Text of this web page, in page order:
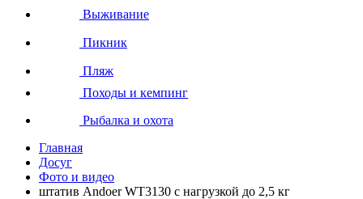
Выживание
Пикник
Пляж
Походы и кемпинг
Рыбалка и охота
Главная
Досуг
Фото и видео
штатив Andoer WT3130 с нагрузкой до 2,5 кг